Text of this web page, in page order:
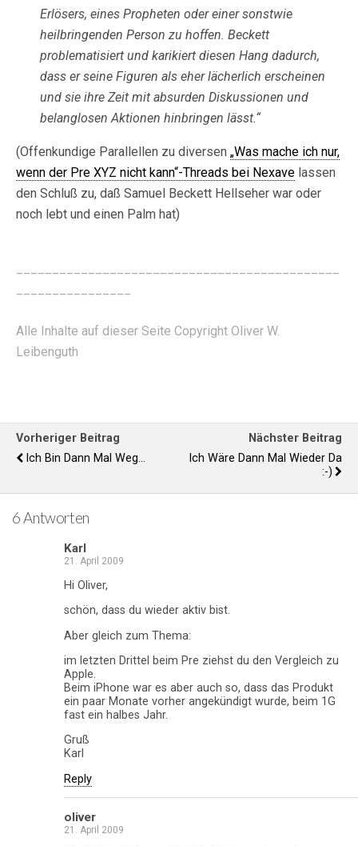
Erlösers, eines Propheten oder einer sonstwie
heilbringenden Person zu hoffen. Beckett
problematisiert und karikiert diesen Hang dadurch,
dass er seine Figuren als eher lächerlich erscheinen
und sie ihre Zeit mit absurden Diskussionen und
belanglosen Aktionen hinbringen lässt.“
(Offenkundige Parallellen zu diversen „Was mache ich nur,
wenn der Pre XYZ nicht kann“-Threads bei Nexave lassen
den Schluß zu, daß Samuel Beckett Hellseher war oder
noch lebt und einen Palm hat)
Alle Inhalte auf dieser Seite Copyright Oliver W.
Leibenguth
Vorheriger Beitrag
Ich Bin Dann Mal Weg...
Nächster Beitrag
Ich Wäre Dann Mal Wieder Da
:-)
6 Antworten
Karl
21. April 2009
Hi Oliver,
schön, dass du wieder aktiv bist.
Aber gleich zum Thema:
im letzten Drittel beim Pre ziehst du den Vergleich zu
Apple.
Beim iPhone war es aber auch so, dass das Produkt
ein paar Monate vorher angekündigt wurde, beim 1G
fast ein halbes Jahr.
Gruß
Karl
Reply
oliver
21. April 2009